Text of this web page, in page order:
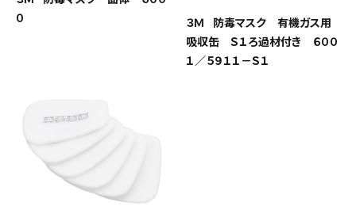
０
３Ｍ 防毒マスク 有機ガス用
吸収缶 Ｓ１ろ過材付き ６００
１／５９１１－Ｓ１